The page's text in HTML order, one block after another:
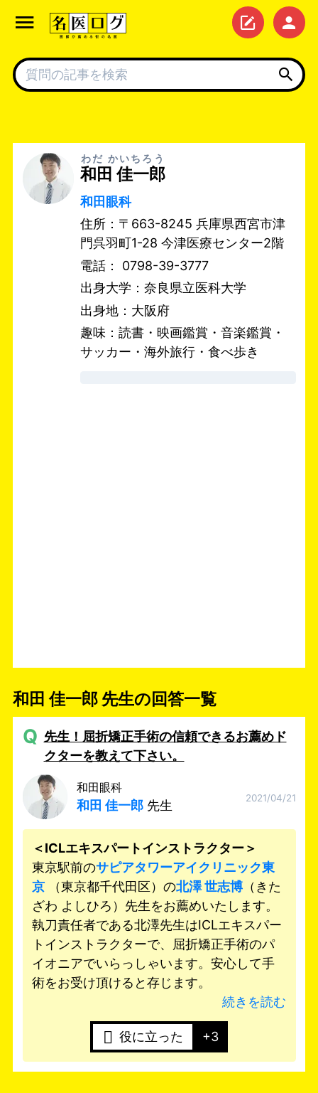
和田 佳一郎
わだ かいちろう
和田眼科
住所：〒663-8245 兵庫県西宮市津
門呉羽町1-28 今津医療センター2階
電話： 0798-39-3777
出身大学：奈良県立医科大学
出身地：大阪府
趣味：読書・映画鑑賞・音楽鑑賞・
サッカー・海外旅行・食べ歩き
和田 佳一郎 先生の回答一覧
Q 先生！屈折矯正手術の信頼できるお薦めド
クターを教えて下さい。
和田眼科
和田 佳一郎 先生 2021/04/21
＜ICLエキスパートインストラクター＞
東京駅前のサピアタワーアイクリニック東
京 （東京都千代田区）の北澤 世志博 （きた
ざわ よしひろ）先生をお薦めいたします。
執刀責任者である北澤先生はICLエキスパー
トインストラクターで、屈折矯正手術のパ
イオニアでいらっしゃいます。安心して手
術をお受け頂けると存じます。
続きを読む
役に立った +3